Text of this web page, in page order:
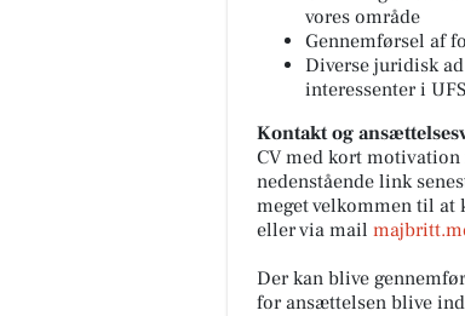
vores område
Gennemførsel af
Diverse juridisk
interessenter i
Kontakt og
CV med kort motivation
nedenstående link
meget velkommen til at
eller via mail
Der kan blive
for ansættelsen blive